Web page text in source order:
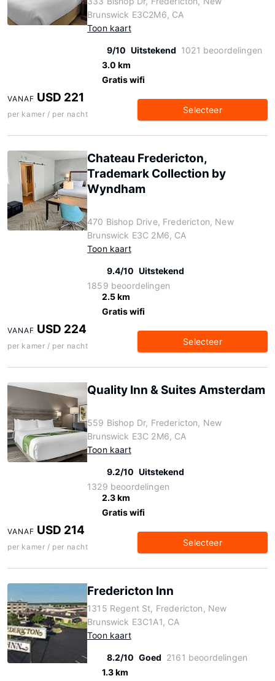
Brunswick E3C2M6, CA
Toon kaart
9/10 Uitstekend 1021 beoordelingen
3.0 km
Gratis wifi
VANAF USD 221
per kamer / per nacht Selecteer
Chateau Fredericton,
Trademark Collection by
Wyndham
470 Bishop Drive, Fredericton, New
Brunswick E3C 2M6, CA
Toon kaart
9.4/10 Uitstekend
1859 beoordelingen
2.5 km
Gratis wifi
VANAF USD 224
per kamer / per nacht Selecteer
Quality Inn & Suites Amsterdam
559 Bishop Dr, Fredericton, New
Brunswick E3C 2M6, CA
Toon kaart
9.2/10 Uitstekend
1329 beoordelingen
2.3 km
Gratis wifi
VANAF USD 214
per kamer / per nacht Selecteer
Fredericton Inn
1315 Regent St, Fredericton, New
Brunswick E3C1A1, CA
Toon kaart
8.2/10 Goed 2161 beoordelingen
1.3 km